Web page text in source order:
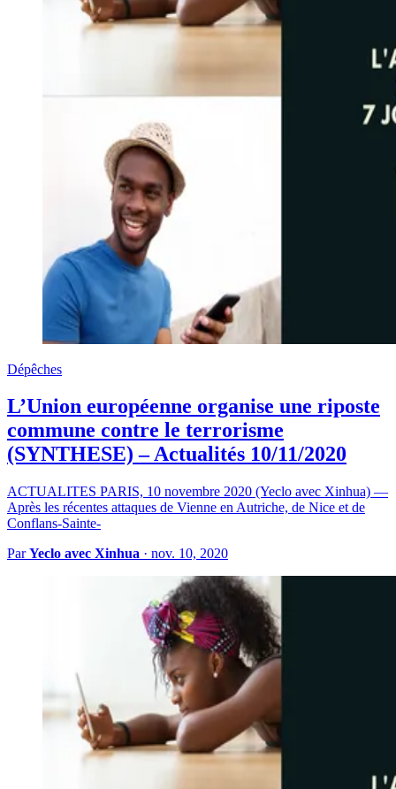
Dépêches
L’Union européenne organise une riposte
commune contre le terrorisme
(SYNTHESE) – Actualités 10/11/2020
ACTUALITES PARIS, 10 novembre 2020 (Yeclo avec Xinhua) —
Après les récentes attaques de Vienne en Autriche, de Nice et de
Conflans-Sainte-
ParYeclo avec Xinhua · nov. 10, 2020